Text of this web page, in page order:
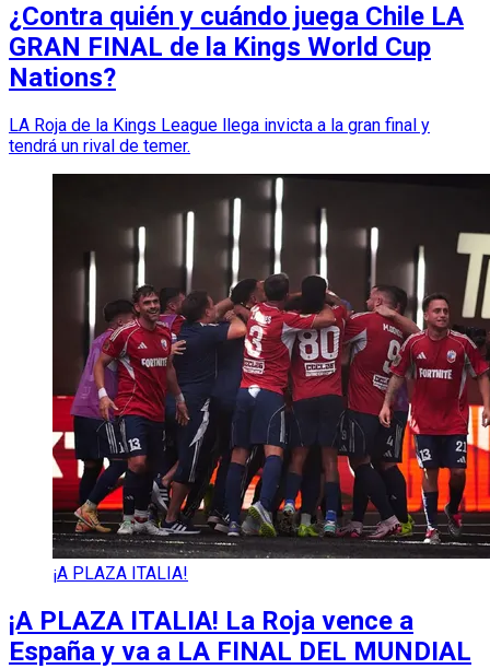
¿Contra quién y cuándo juega Chile LA
GRAN FINAL de la Kings World Cup
Nations?
LA Roja de la Kings League llega invicta a la gran final y
tendrá un rival de temer.
¡A PLAZA ITALIA!
¡A PLAZA ITALIA! La Roja vence a
España y va a LA FINAL DEL MUNDIAL